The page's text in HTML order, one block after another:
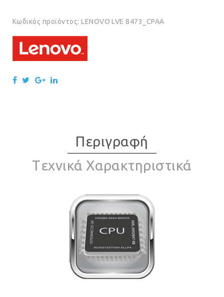
Κωδικός προϊόντος:LENOVO LVE 8473_CPAA
Περιγραφή
Tεχνικά Χαρακτηριστικά